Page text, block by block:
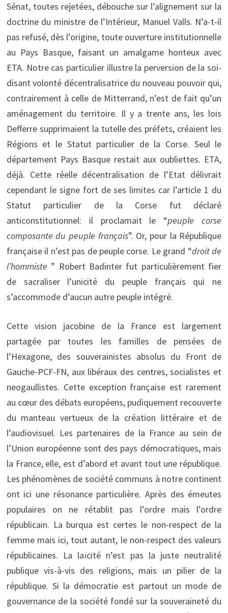
Sénat, toutes rejetées, débouche sur l’alignement sur la
doctrine du ministre de l’Intérieur, Manuel Valls. N’a-t-il
pas refusé, dès l’origine, toute ouverture institutionnelle
au Pays Basque, faisant un amalgame honteux avec
ETA. Notre cas particulier illustre la perversion de la soi-
disant volonté décentralisatrice du nouveau pouvoir qui,
contrairement à celle de Mitterrand, n’est de fait qu’un
aménagement du territoire. Il y a trente ans, les lois
Defferre supprimaient la tutelle des préfets, créaient les
Régions et le Statut particulier de la Corse. Seul le
département Pays Basque restait aux oubliettes. ETA,
déjà. Cette réelle décentralisation de l’Etat délivrait
cependant le signe fort de ses limites car l’article 1 du
Statut particulier de la Corse fut déclaré
anticonstitutionnel: il proclamait le “peuple corse
composante du peuple français”. Or, pour la République
française il n’est pas de peuple corse. Le grand “droit de
l’hommiste ” Robert Badinter fut particulièrement fier
de sacraliser l’unicité du peuple français qui ne
s’accommode d’aucun autre peuple intégré.
Cette vision jacobine de la France est largement
partagée par toutes les familles de pensées de
l’Hexagone, des souverainistes absolus du Front de
Gauche-PCF-FN, aux libéraux des centres, socialistes et
neogaullistes. Cette exception française est rarement
au cœur des débats européens, pudiquement recouverte
du manteau vertueux de la création littéraire et de
l’audiovisuel. Les partenaires de la France au sein de
l’Union européenne sont des pays démocratiques, mais
la France, elle, est d’abord et avant tout une république.
Les phénomènes de société communs à notre continent
ont ici une résonance particulière. Après des émeutes
populaires on ne rétablit pas l’ordre mais l’ordre
républicain. La burqua est certes le non-respect de la
femme mais ici, tout autant, le non-respect des valeurs
républicaines. La laïcité n’est pas la juste neutralité
publique vis-à-vis des religions, mais un pilier de la
république. Si la démocratie est partout un mode de
gouvernance de la société fondé sur la souveraineté du